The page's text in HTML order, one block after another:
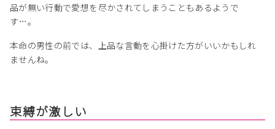
品が無い行動で愛想を尽かされてしまうこともあるようで
す…。
本命の男性の前では、上品な言動を心掛けた方がいいかもしれ
ませんね。
束縛が激しい